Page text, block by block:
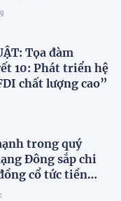
Tọa đàm
10: Phát triển hệ
chất lượng cao”
trong quý
Đông sắp chi
cổ tức tiền